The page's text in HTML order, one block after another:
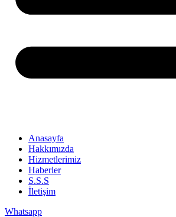
Anasayfa
Hakkımızda
Hizmetlerimiz
Haberler
S.S.S
İletişim
Whatsapp